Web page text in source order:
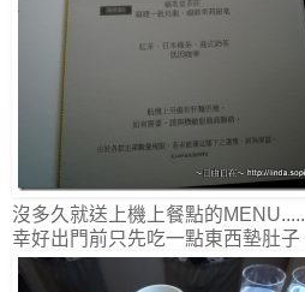
沒多久就送上機上餐點的MENU.....
幸好出門前只先吃一點東西墊肚子